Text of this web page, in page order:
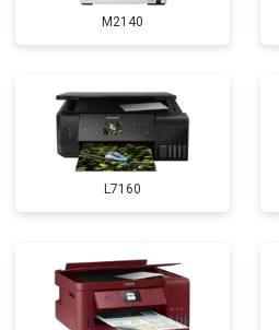
M2140
L7160